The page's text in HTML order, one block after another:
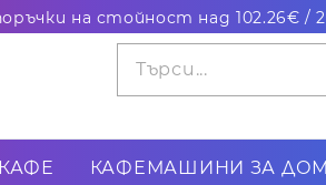
КАФЕ КАФЕМАШИНИ ЗА